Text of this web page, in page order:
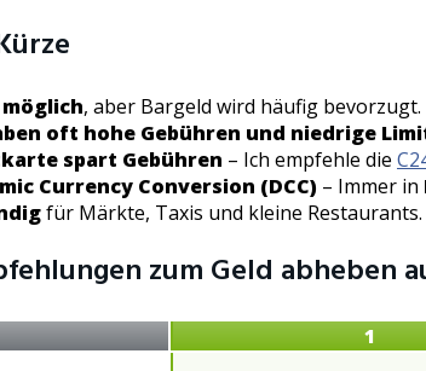
, aber Bargeld wird häufig bevorzugt.
oft hohe Gebühren und niedrige
spart Gebühren – Ich empfehle die
Currency Conversion (DCC) – Immer in
für Märkte, Taxis und kleine Restaurants.
zum Geld
1